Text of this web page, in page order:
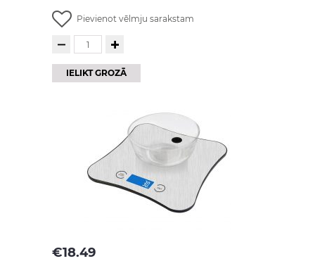
Pievienot vēlmju sarakstam
IELIKT GROZĀ
€18.49